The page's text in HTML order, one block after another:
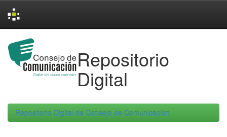
navigation
Repositorio
Digital
Repositorio Digital de Consejo de Comunicacion